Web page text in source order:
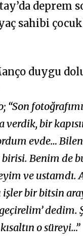
deprem
sahibi
duygu
bir
evde…
Benim de
ve ustamdı.
bir bitsin
dedim.
o süreyi…”